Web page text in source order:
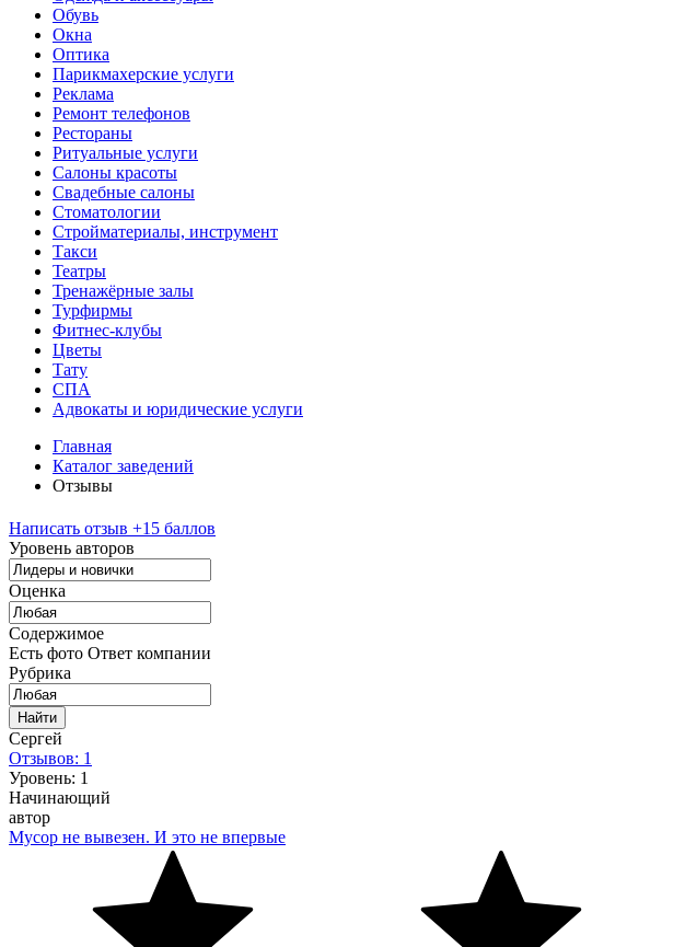
Обувь
Окна
Оптика
Парикмахерские услуги
Реклама
Ремонт телефонов
Рестораны
Ритуальные услуги
Салоны красоты
Свадебные салоны
Стоматологии
Стройматериалы, инструмент
Такси
Театры
Тренажёрные залы
Турфирмы
Фитнес-клубы
Цветы
Тату
СПА
Адвокаты и юридические услуги
Главная
Каталог заведений
Отзывы
Написать отзыв +15 баллов
Уровень авторов
Оценка
Содержимое
Есть фото Ответ компании
Рубрика
Найти
Сергей
Отзывов: 1
Уровень: 1
Начинающий
автор
Мусор не вывезен. И это не впервые